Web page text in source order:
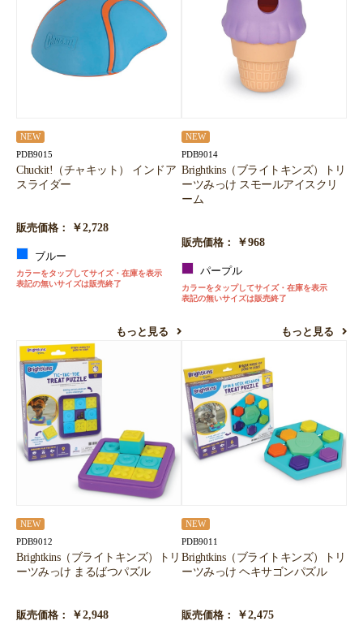
NEW
PDB9015
Chuckit!（チャキット） インドア
スライダー
販売価格： ￥2,728
ブルー
カラーをタップしてサイズ・在庫を表示
表記の無いサイズは販売終了
もっと見る
NEW
PDB9014
Brightkins（ブライトキンズ）トリ
ーツみっけ スモールアイスクリ
ーム
販売価格： ￥968
パープル
カラーをタップしてサイズ・在庫を表示
表記の無いサイズは販売終了
もっと見る
NEW
PDB9012
Brightkins（ブライトキンズ）トリ
ーツみっけ まるばつパズル
販売価格： ￥2,948
NEW
PDB9011
Brightkins（ブライトキンズ）トリ
ーツみっけ ヘキサゴンパズル
販売価格： ￥2,475